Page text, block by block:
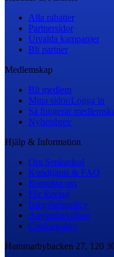
Alla rabatter
Partnersidor
Utvalda kampanjer
Bli partner
Medlemskap
Bli medlem
Mina sidor/Logga in
Så fungerar
Nyhetsbrev
Hjälp & Information
Om Seniordeal
Kundtjänst & FAQ
Kontakta oss
För företag
Integritetspolicy
Användarvillkor
Cookiepolicy
Hammarbybacken 27, 120